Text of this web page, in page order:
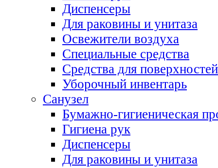
Диспенсеры
Для раковины и унитаза
Освежители воздуха
Специальные средства
Средства для поверхностей
Уборочный инвентарь
Санузел
Бумажно-гигиеническая
Гигиена рук
Диспенсеры
Для раковины и унитаза